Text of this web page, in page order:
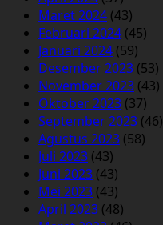
Maret 2024 (43)
Februari 2024 (45)
Januari 2024 (59)
Desember 2023 (53)
November 2023 (43)
Oktober 2023 (37)
September 2023 (46)
Agustus 2023 (58)
Juli 2023 (43)
Juni 2023 (43)
Mei 2023 (43)
April 2023 (48)